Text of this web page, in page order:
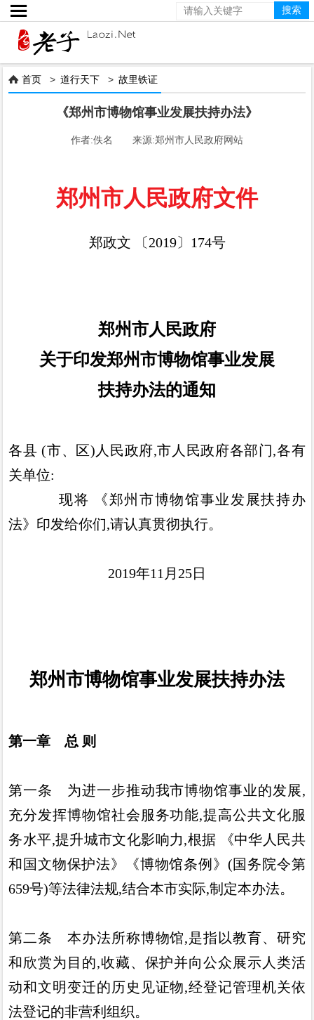

 首页 >道行天下 >故里铁证
《郑州市博物馆事业发展扶持办法》
作者:佚名 来源:郑州市人民政府网站
郑州市人民政府文件
郑政文 〔2019〕 174号
郑州市人民政府
关于印发郑州市博物馆事业发展
扶持办法的通知
各县(市、 区) 人民政府,市人民政府各部门,各有
关单位:
现将
《郑州市博物馆事业发展扶持办
法》 印发给你们,请认真贯彻执行。
2019年11 月 25日
郑州市博物馆事业发展扶持办法
第一章 总 则
第一条 为进一步推动我市博物馆事业的发展,
充分发挥博物馆社会服务功能,提高公共文化服
务水平,提升城市文化影响力,根据 《中华人民共
和国文物保护法》《博物馆条例 》(国务院令第
659号)等法律法规,结合本市实际,制定本办法。
第二条 本办法所称博物馆,是指以教育、 研究
和欣赏为目 的,收藏、 保护并向公众展示人类活
动和文明变迁的历史见证物,经登记管理机关依
法登记的非营利组织。